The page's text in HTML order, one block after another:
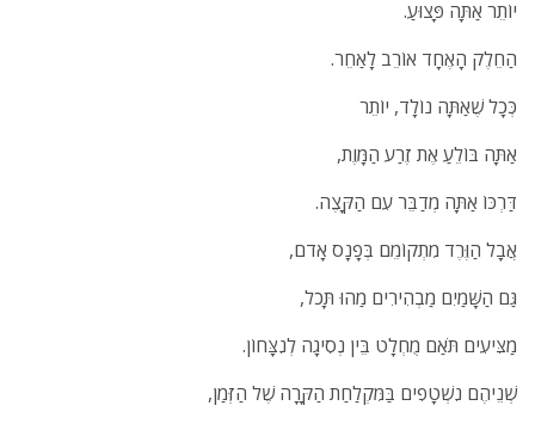
יוֹתֵר אַתָּה פָּצוּעַ.
הַחֵלֶק הָאֶחָד אוֹרֵב לָאַחֵר.
כְּכָל שֶׁאַתָּה נוֹלָד, יוֹתֵר
אַתָּה בּוֹלֵעַ אֶת זֶרַע הַמָּוֶת,
דַּרְכּוֹ אַתָּה מְדַבֵּר עִם הַקָּצֶה.
אֲבָל הַוֶּרֶד מִתְקוֹמֵם בְּפָנָס אָדֹם,
גַּם הַשָּׁמַיִם מַבְהִירִים מַהוּ תָּכֹל,
מַצִּיעִים תֹּאַם מֻחְלָט בֵּין נְסִיגָה לְנִצָּחוֹן.
שְׁנֵיהֶם נִשְׁטָפִים בַּמִּקְלַחַת הַקָּרָה שֶׁל הַזְּמַן,